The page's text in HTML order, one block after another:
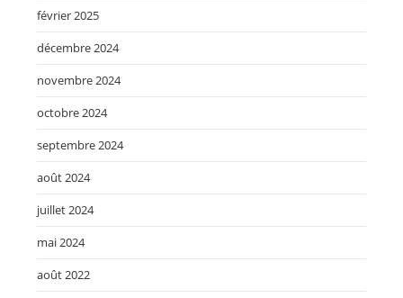
février 2025
décembre 2024
novembre 2024
octobre 2024
septembre 2024
août 2024
juillet 2024
mai 2024
août 2022